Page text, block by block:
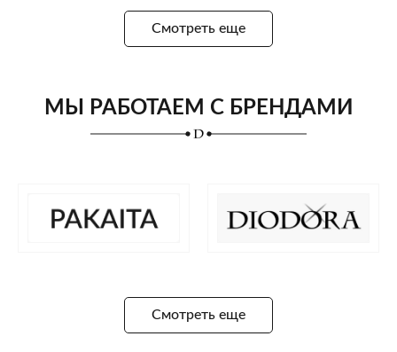
Смотреть еще
МЫ РАБОТАЕМ С БРЕНДАМИ
Смотреть еще